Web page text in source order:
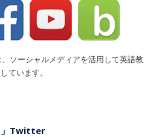
ソーシャルメディアを活用して英語教
ています。
」Twitter